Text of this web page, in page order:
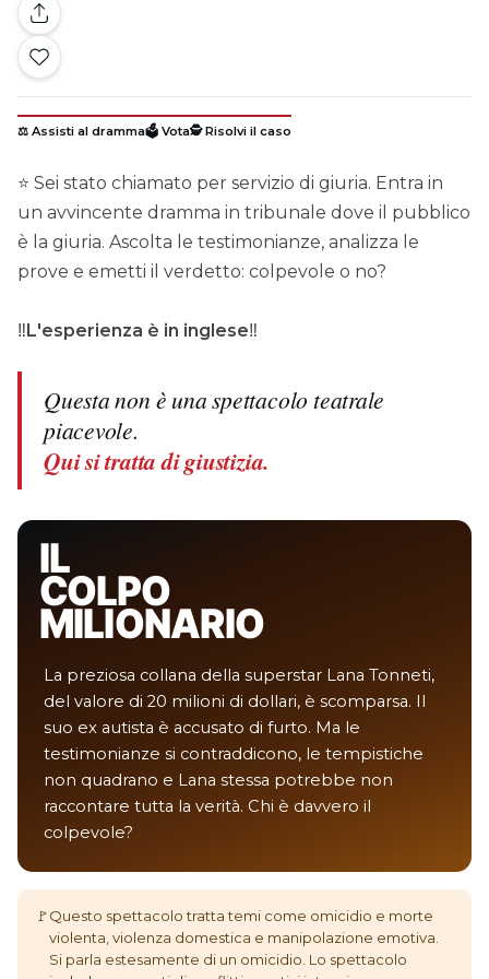
⚖️ Assisti al dramma🗳️ Vota🕵️ Risolvi il caso
⭐ Sei stato chiamato per servizio di giuria. Entra in
un avvincente dramma in tribunale dove il pubblico
è la giuria. Ascolta le testimonianze, analizza le
prove e emetti il verdetto: colpevole o no?
‼️L'esperienza è in inglese‼️
Questa non è una spettacolo teatrale
piacevole.
Qui si tratta di giustizia.
IL
COLPO
MILIONARIO
La preziosa collana della superstar Lana Tonneti,
del valore di 20 milioni di dollari, è scomparsa. Il
suo ex autista è accusato di furto. Ma le
testimonianze si contraddicono, le tempistiche
non quadrano e Lana stessa potrebbe non
raccontare tutta la verità. Chi è davvero il
colpevole?
🚩Questo spettacolo tratta temi come omicidio e morte
violenta, violenza domestica e manipolazione emotiva.
Si parla estesamente di un omicidio. Lo spettacolo